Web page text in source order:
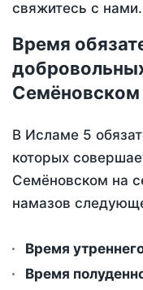
свяжитесь с нами.
Время
Семёновском
В Исламе 5
которых
Семёновском на
намазов
Время
Время